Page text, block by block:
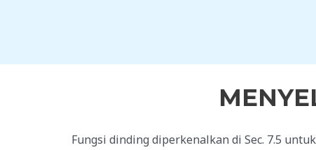
Fungsi dinding diperkenalkan di Sec. 7.5